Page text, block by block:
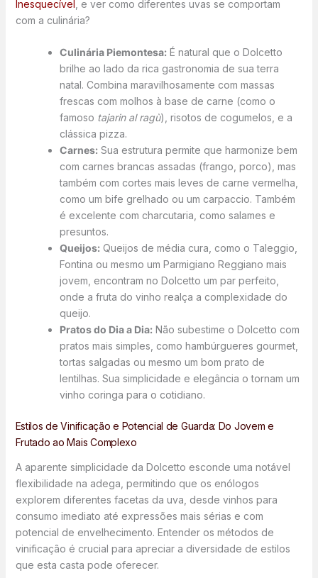
Inesquecível , e ver como diferentes uvas se comportam
com a culinária?
Culinária Piemontesa:É natural que o Dolcetto
brilhe ao lado da rica gastronomia de sua terra
natal. Combina maravilhosamente com massas
frescas com molhos à base de carne (como o
famoso tajarin al ragù), risotos de cogumelos, e a
clássica pizza.
Carnes:Sua estrutura permite que harmonize bem
com carnes brancas assadas (frango, porco), mas
também com cortes mais leves de carne vermelha,
como um bife grelhado ou um carpaccio. Também
é excelente com charcutaria, como salames e
presuntos.
Queijos:Queijos de média cura, como o Taleggio,
Fontina ou mesmo um Parmigiano Reggiano mais
jovem, encontram no Dolcetto um par perfeito,
onde a fruta do vinho realça a complexidade do
queijo.
Pratos do Dia a Dia:Não subestime o Dolcetto com
pratos mais simples, como hambúrgueres gourmet,
tortas salgadas ou mesmo um bom prato de
lentilhas. Sua simplicidade e elegância o tornam um
vinho coringa para o cotidiano.
Estilos de Vinificação e Potencial de Guarda: Do Jovem e
Frutado ao Mais Complexo
A aparente simplicidade da Dolcetto esconde uma notável
flexibilidade na adega, permitindo que os enólogos
explorem diferentes facetas da uva, desde vinhos para
consumo imediato até expressões mais sérias e com
potencial de envelhecimento. Entender os métodos de
vinificação é crucial para apreciar a diversidade de estilos
que esta casta pode oferecer.